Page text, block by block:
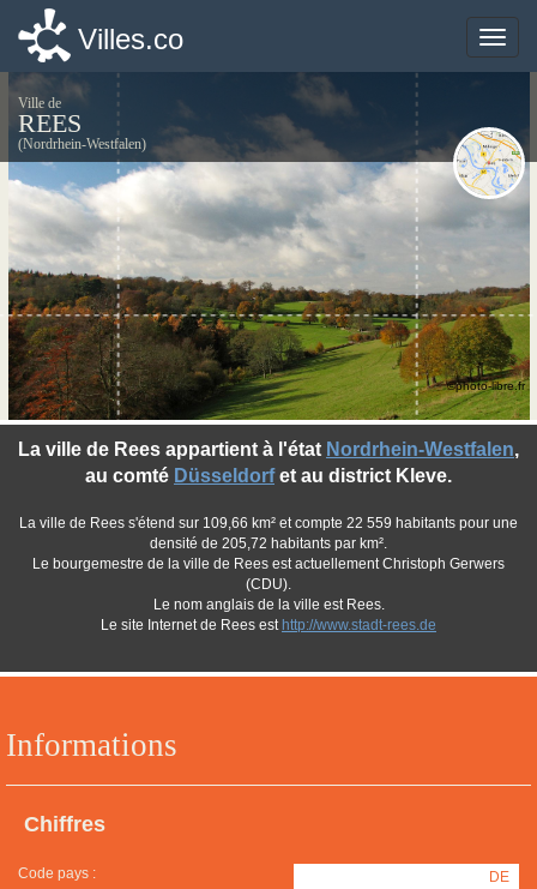
Toggle
Villes.co
Ville de
REES
(Nordrhein-Westfalen)
Informations
Chiffres
Code pays : DE
La ville de Rees appartient à l'état Nordrhein-Westfalen,
au comté Düsseldorfet au district Kleve.
La ville de Rees s'étend sur 109,66 km² et compte 22 559 habitants pour une
densité de 205,72 habitants par km².
Le bourgemestre de la ville de Rees est actuellement Christoph Gerwers
(CDU).
Le nom anglais de la ville est Rees.
Le site Internet de Rees est http://www.stadt-rees.de
©photo-libre.fr
Toggle
Villes.co